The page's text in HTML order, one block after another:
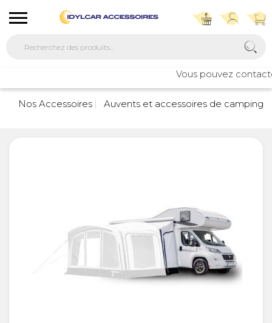
Vous pouvez
Nos Accessoires
Auvents et accessoires de camping